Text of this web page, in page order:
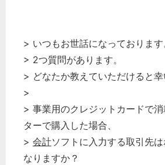
> いつもお世話になっております
> 2つ質問があります。
> どなたか教えていただけると幸
>
> 事業用のクレジットカードで
ターで購入した場合、
> 会計ソフトに入力する取引先
なりますか？